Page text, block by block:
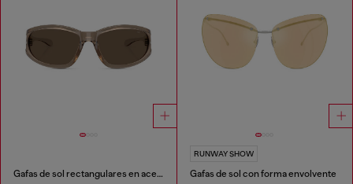
Gafas de sol rectangulares en acetato
RUNWAY SHOW
Gafas de sol con forma envolvente